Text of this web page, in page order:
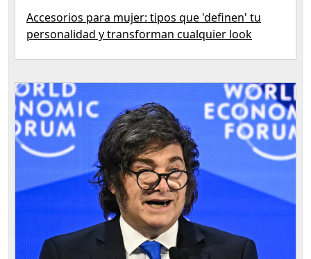
Accesorios para mujer: tipos que 'definen' tu
personalidad y transforman cualquier look